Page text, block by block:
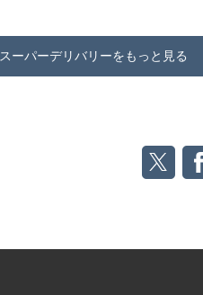
スーパーデリバリーをもっと見る